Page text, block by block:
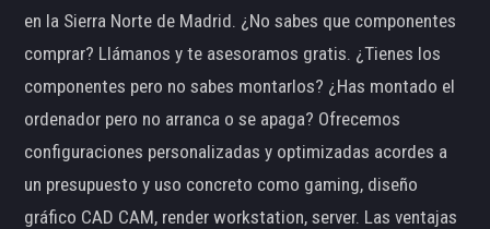
en la Sierra Norte de Madrid. ¿No sabes que componentes
comprar? Llámanos y te asesoramos gratis. ¿Tienes los
componentes pero no sabes montarlos? ¿Has montado el
ordenador pero no arranca o se apaga? Ofrecemos
configuraciones personalizadas y optimizadas acordes a
un presupuesto y uso concreto como gaming, diseño
gráfico CAD CAM, render workstation, server. Las ventajas